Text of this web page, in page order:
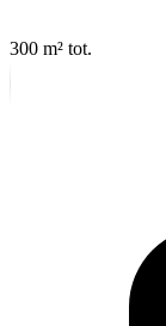
300 m² tot.